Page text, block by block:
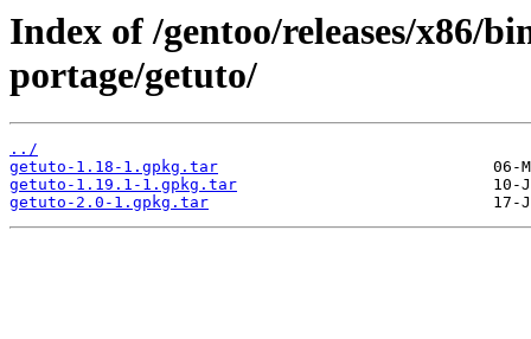
Index of /gentoo/releases/x86/
portage/getuto/
../
getuto-1.18-1.gpkg.tar
getuto-1.19.1-1.gpkg.tar
getuto-2.0-1.gpkg.tar